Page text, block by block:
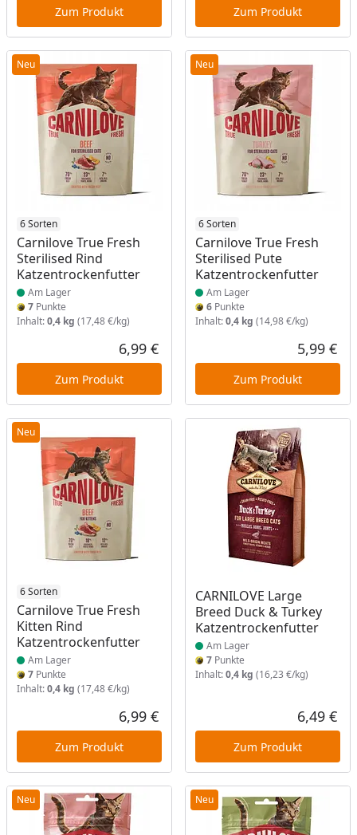
Zum Produkt Zum Produkt
Neu
6 Sorten
Carnilove True Fresh
Sterilised Rind
Katzentrockenfutter
Produkt am Lager
Am Lager
7 Punkte
Inhalt:0,4 kg (17,48 €/kg)
Aktueller Preis
6,99 €
Zum Produkt
Neu
6 Sorten
Carnilove True Fresh
Sterilised Pute
Katzentrockenfutter
Produkt am Lager
Am Lager
6Punkte
Inhalt:0,4 kg (14,98 €/kg)
5,99 €
Zum Produkt
Neu
6 Sorten
Carnilove True Fresh
Kitten Rind
Katzentrockenfutter
Produkt am Lager
Am Lager
7 Punkte
Inhalt:0,4 kg (17,48 €/kg)
Aktueller Preis
6,99 €
Zum Produkt
CARNILOVE Large
Breed Duck & Turkey
Katzentrockenfutter
Produkt am Lager
Am Lager
7Punkte
Inhalt:0,4 kg (16,23 €/kg)
6,49 €
Zum Produkt
Neu Neu